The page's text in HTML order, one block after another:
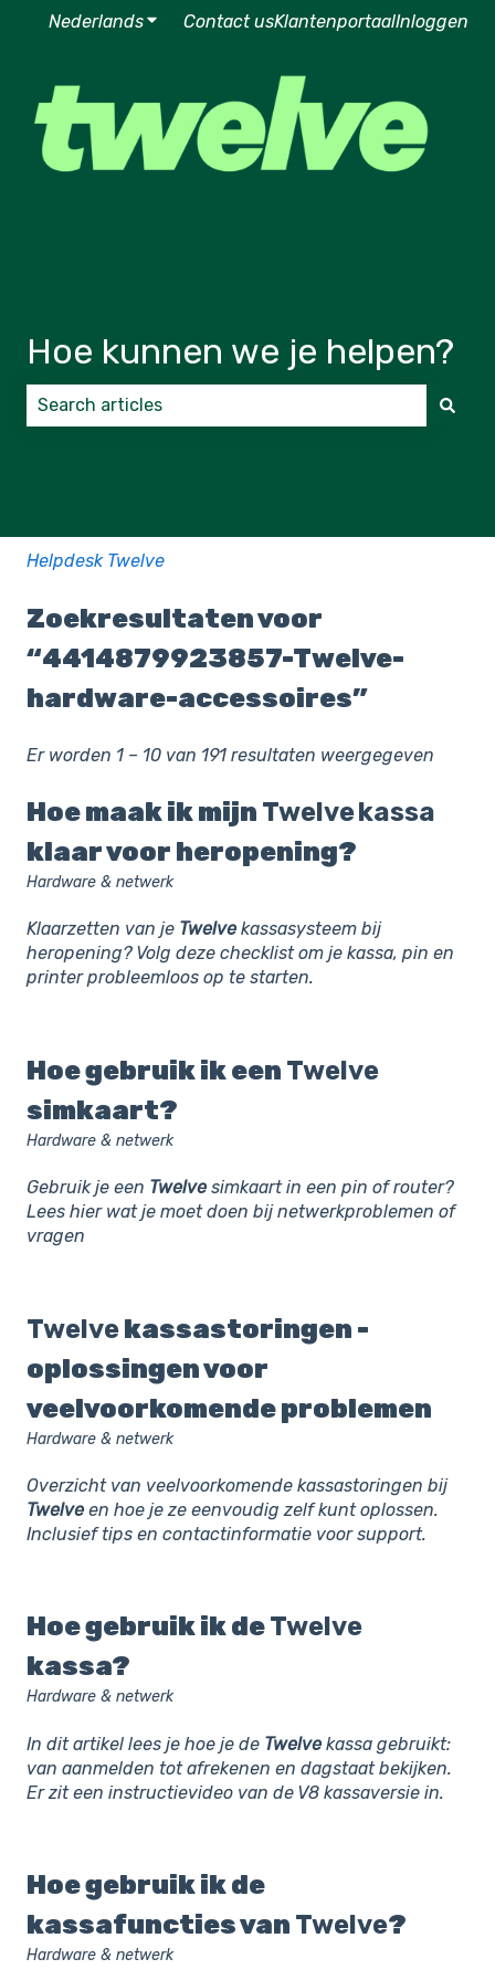
NederlandsSubmenu tonen voor vertalingen
Contact usKlantenportaalInloggen
Hoe kunnen we je helpen?
Helpdesk Twelve
Zoekresultaten voor
“4414879923857-Twelve-
hardware-accessoires”
Er worden 1 – 10 van 191 resultaten weergegeven
Hoe maak ik mijn Twelve kassa
klaar voor heropening?
Hardware & netwerk
Klaarzetten van je Twelve kassasysteem bij
heropening? Volg deze checklist om je kassa, pin en
printer probleemloos op te starten.
Hoe gebruik ik een Twelve
simkaart?
Hardware & netwerk
Gebruik je een Twelve simkaart in een pin of router?
Lees hier wat je moet doen bij netwerkproblemen of
vragen
Twelvekassastoringen -
oplossingen voor
veelvoorkomende problemen
Hardware & netwerk
Overzicht van veelvoorkomende kassastoringen bij
Twelve en hoe je ze eenvoudig zelf kunt oplossen.
Inclusief tips en contactinformatie voor support.
Hoe gebruik ik deTwelve
kassa?
Hardware & netwerk
In dit artikel lees je hoe je de Twelve kassa gebruikt:
van aanmelden tot afrekenen en dagstaat bekijken.
Er zit een instructievideo van de V8 kassaversie in.
Hoe gebruik ik de
kassafuncties van Twelve?
Hardware & netwerk